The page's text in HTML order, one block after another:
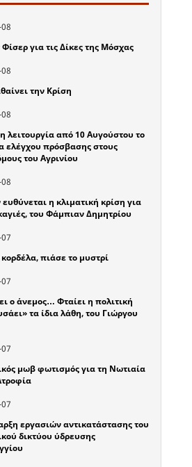
για τις Δίκες της Μόσχας
την Κρίση
λειτουργία από 10 Αυγούστου το
ελέγχου πρόσβασης στους
του Αγρινίου
η κλιματική κρίση για
του Φάμπιαν Δημητρίου
πιάσε το μυστρί
ο άνεμος… Φταίει η πολιτική
τα ίδια λάθη, του Γιώργου
μωβ φωτισμός για τη Νωτιαία
εργασιών αντικατάστασης του
δικτύου ύδρευσης